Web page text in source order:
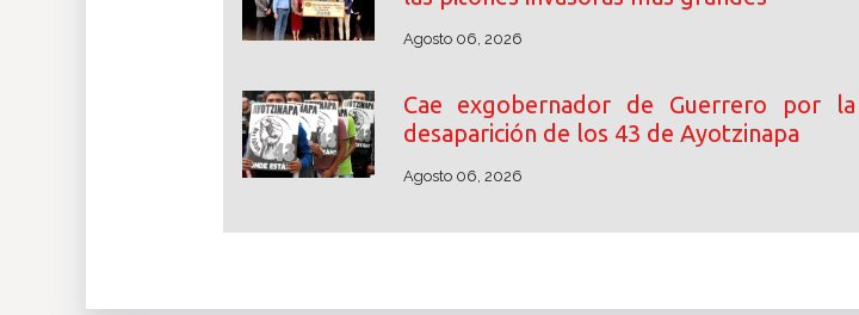
Agosto 06, 2026
Cae exgobernador de Guerrero por la
desaparición de los 43 de Ayotzinapa
Agosto 06, 2026